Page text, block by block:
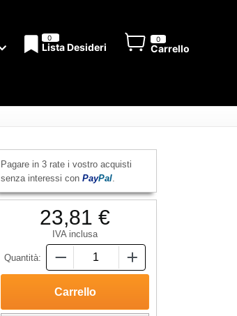
0
Lista Desideri
0
Carrello
Pagare in 3 rate i vostro acquisti
senza interessi con PayPal.
23,81 €
IVA inclusa
Quantità: